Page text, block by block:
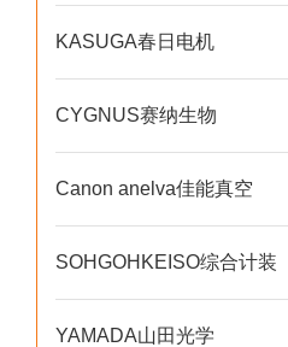
KASUGA春日电机
CYGNUS赛纳生物
Canon anelva佳能真空
SOHGOHKEISO综合计装
YAMADA山田光学